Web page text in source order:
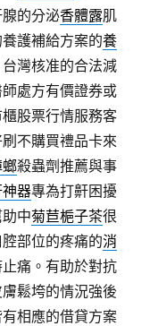
的分泌香體露肌
護補給方案的養
灣核准的合法減
處方有價證券或
股票行情服務客
不購買禮品卡來
螂殺蟲劑推薦與事
器專為打鼾困擾
中菊苣梔子茶很
部位的疼痛的消
痛。有助於對抗
鬆垮的情況強後
有相應的借貸方案